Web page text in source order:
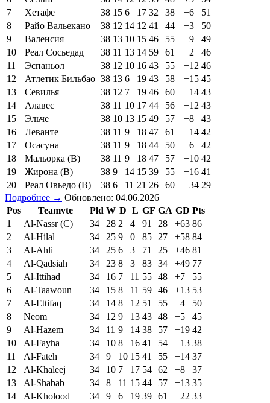
7
Хетафе 38 15 6 17 32 38 −6
51
8
Райо Вальекано 38 12 14 12 41 44 −3
50
9
Валенсия 38 13 10 15 46 55 −9
49
10
Реал Сосьедад 38 11 13 14 59 61 −2
46
11
Эспаньол 38 12 10 16 43 55 −12 46
12
Атлетик Бильбао 38 13 6 19 43 58 −15 45
13
Севилья 38 12 7 19 46 60 −14 43
14
Алавес 38 11 10 17 44 56 −12 43
15
Эльче 38 10 13 15 49 57 −8
43
16
Леванте 38 11 9 18 47 61 −14 42
17
Осасуна 38 11 9 18 44 50 −6
42
18
Мальорка (В) 38 11 9 18 47 57 −10 42
19
Жирона (В) 38 9 14 15 39 55 −16 41
20
Реал Овьедо (В) 38 6 11 21 26 60 −34 29
Подробнее → Обновлено: 04.06.2026
Pos
Teamvte Pld W D L GF GA GD Pts
1
Al-Nassr (C) 34 28 2 4 91 28 +63 86
2
Al-Hilal 34 25 9 0 85 27 +58 84
3
Al-Ahli 34 25 6 3 71 25 +46 81
4
Al-Qadsiah 34 23 8 3 83 34 +49 77
5
Al-Ittihad 34 16 7 11 55 48 +7
55
6
Al-Taawoun 34 15 8 11 59 46 +13 53
7
Al-Ettifaq 34 14 8 12 51 55 −4
50
8
Neom 34 12 9 13 43 48 −5
45
9
Al-Hazem 34 11 9 14 38 57 −19 42
10
Al-Fayha 34 10 8 16 41 54 −13 38
11
Al-Fateh 34 9 10 15 41 55 −14 37
12
Al-Khaleej 34 10 7 17 54 62 −8
37
13
Al-Shabab 34 8 11 15 44 57 −13 35
14
Al-Kholood 34 9 6 19 39 61 −22 33